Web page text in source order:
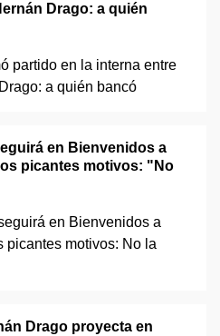
Drago: a quién
en Bienvenidos a
picantes motivos: "No
Drago proyecta en